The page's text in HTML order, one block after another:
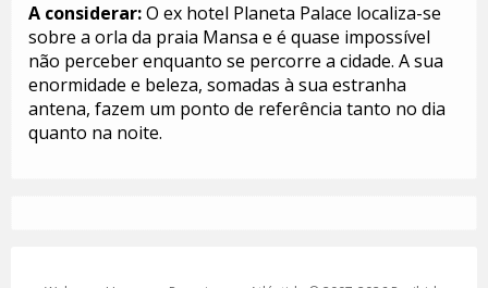
A considerar:O ex hotel Planeta Palace localiza-se
sobre a orla da praia Mansa e é quase impossível
não perceber enquanto se percorre a cidade. A sua
enormidade e beleza, somadas à sua estranha
antena, fazem um ponto de referência tanto no dia
quanto na noite.